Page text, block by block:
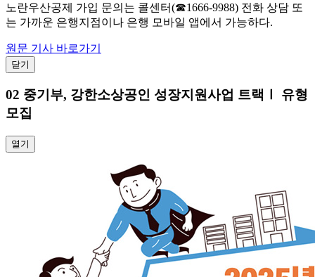
노란우산공제 가입 문의는 콜센터(☎1666-9988) 전화 상담 또
는 가까운 은행지점이나 은행 모바일 앱에서 가능하다.
원문 기사 바로가기
닫기
02 중기부, 강한소상공인 성장지원사업 트랙Ⅰ 유형
모집
열기